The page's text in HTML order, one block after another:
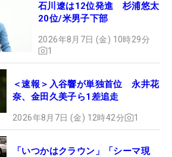
石川遼は12位発進 杉浦悠太
20位/米男子下部
2026年8月7日 (金) 10時29分
1
＜速報＞入谷響が単独首位 永井花
奈、金田久美子ら1差追走
2026年8月7日 (金) 12時42分 1
「いつかはクラウン」「シーマ現